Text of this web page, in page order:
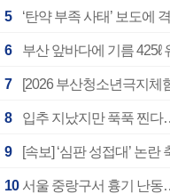
5
6 부산 앞바다에 기름 425ℓ
7
8 입추 지났지만 푹푹 찐
9
10 서울 중랑구서 흉기 난